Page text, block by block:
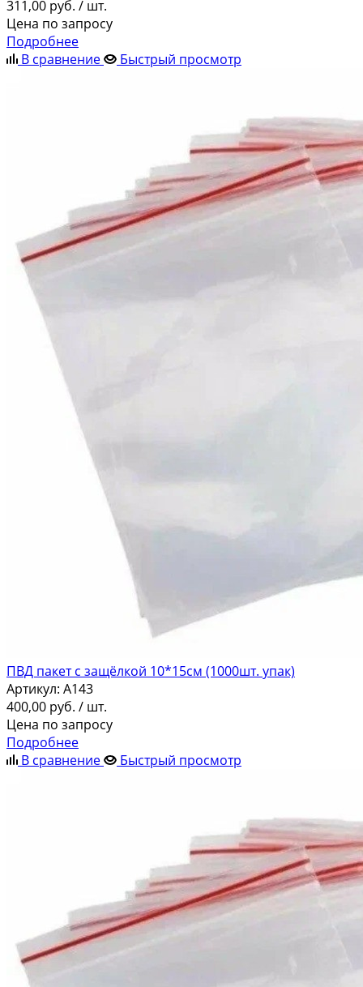
311,00 руб. / шт.
Цена по запросу
Подробнее
В сравнение
Быстрый просмотр
ПВД пакет с защёлкой 10*15см (1000шт. упак)
Артикул: A143
400,00 руб. / шт.
Цена по запросу
Подробнее
В сравнение
Быстрый просмотр